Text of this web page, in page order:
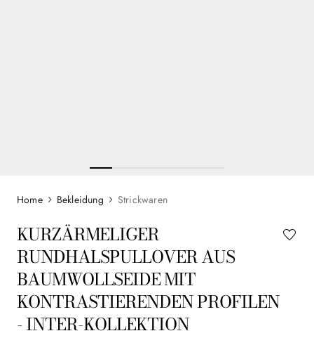
Bekleidung Strickwaren
KURZÄRMELIGER
RUNDHALSPULLOVER AUS
BAUMWOLLSEIDE MIT
KONTRASTIERENDEN PROFILEN
- INTER-KOLLEKTION